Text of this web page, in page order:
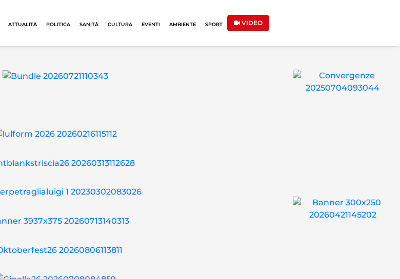
ATTUALITÀ POLITICA SANITÀ CULTURA EVENTI AMBIENTE SPORT VIDEO